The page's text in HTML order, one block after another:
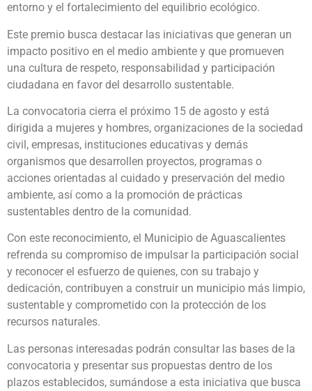
entorno y el fortalecimiento del equilibrio ecológico.
Este premio busca destacar las iniciativas que generan un
impacto positivo en el medio ambiente y que promueven
una cultura de respeto, responsabilidad y participación
ciudadana en favor del desarrollo sustentable.
La convocatoria cierra el próximo 15 de agosto y está
dirigida a mujeres y hombres, organizaciones de la sociedad
civil, empresas, instituciones educativas y demás
organismos que desarrollen proyectos, programas o
acciones orientadas al cuidado y preservación del medio
ambiente, así como a la promoción de prácticas
sustentables dentro de la comunidad.
Con este reconocimiento, el Municipio de Aguascalientes
refrenda su compromiso de impulsar la participación social
y reconocer el esfuerzo de quienes, con su trabajo y
dedicación, contribuyen a construir un municipio más limpio,
sustentable y comprometido con la protección de los
recursos naturales.
Las personas interesadas podrán consultar las bases de la
convocatoria y presentar sus propuestas dentro de los
plazos establecidos, sumándose a esta iniciativa que busca